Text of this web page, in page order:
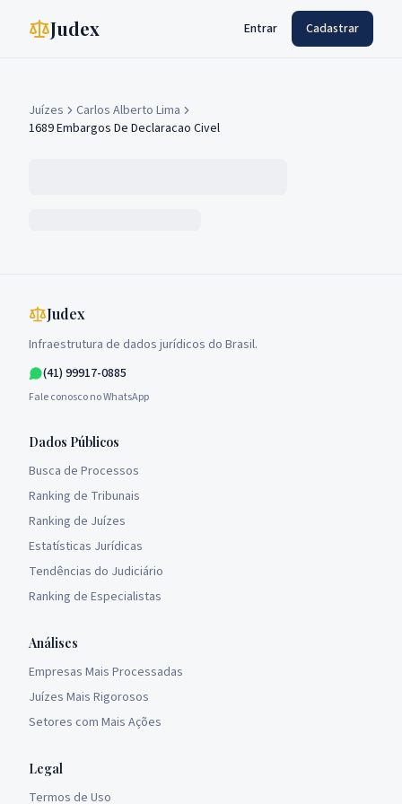
Judex Entrar Cadastrar
Juízes
Carlos Alberto Lima
1689 Embargos De Declaracao Civel
Judex
Infraestrutura de dados jurídicos do Brasil.
(41) 99917-0885
Fale conosco no WhatsApp
Dados Públicos
Busca de Processos
Ranking de Tribunais
Ranking de Juízes
Estatísticas Jurídicas
Tendências do Judiciário
Ranking de Especialistas
Análises
Empresas Mais Processadas
Juízes Mais Rigorosos
Setores com Mais Ações
Legal
Termos de Uso